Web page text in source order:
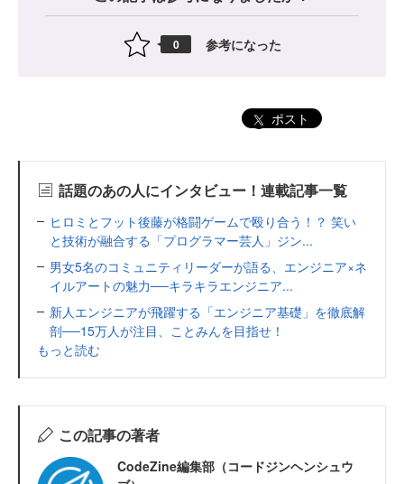
0 参考になった
ポスト
話題のあの人にインタビュー！連載記事一覧
ヒロミとフット後藤が格闘ゲームで殴り合う！？ 笑い
と技術が融合する「プログラマー芸人」ジン...
男女5名のコミュニティリーダーが語る、エンジニア×ネ
イルアートの魅力──キラキラエンジニア...
新人エンジニアが飛躍する「エンジニア基礎」を徹底解
剖──15万人が注目、ことみんを目指せ！
もっと読む
この記事の著者
CodeZine編集部（コードジンヘンシュウ